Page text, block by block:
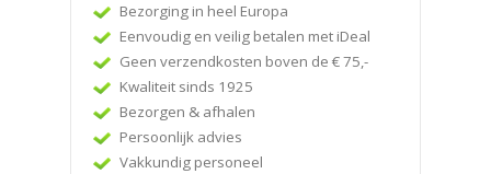
Bezorging in heel Europa
Eenvoudig en veilig betalen met iDeal
Geen verzendkosten boven de € 75,-
Kwaliteit sinds 1925
Bezorgen & afhalen
Persoonlijk advies
Vakkundig personeel